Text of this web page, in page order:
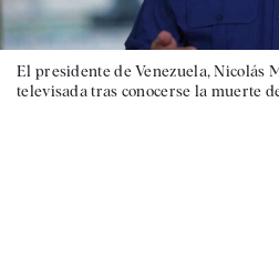
El presidente de Venezuela, Nicolás
televisada tras conocerse la muerte